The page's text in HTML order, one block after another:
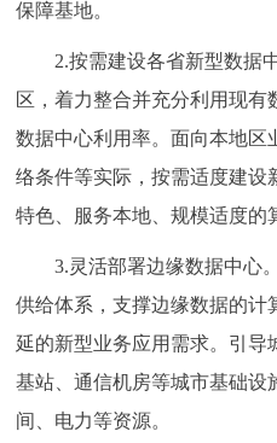
保障基地。
2.按需建设各省新型数据
区，着力整合并充分利用现
数据中心利用率。面向本地区
络条件等实际，按需适度建设
特色、服务本地、规模适度的
3.灵活部署边缘数据中心。
供给体系，支撑边缘数据的计
延的新型业务应用需求。引导
基站、通信机房等城市基础设
间、电力等资源。